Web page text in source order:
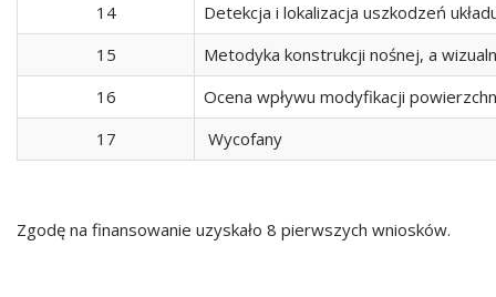
14
Detekcja i lokalizacja uszkodzeń
15
Metodyka konstrukcji nośnej, a
16
Ocena wpływu modyfikacji
17
Wycofany
Zgodę na finansowanie uzyskało 8 pierwszych wniosków.